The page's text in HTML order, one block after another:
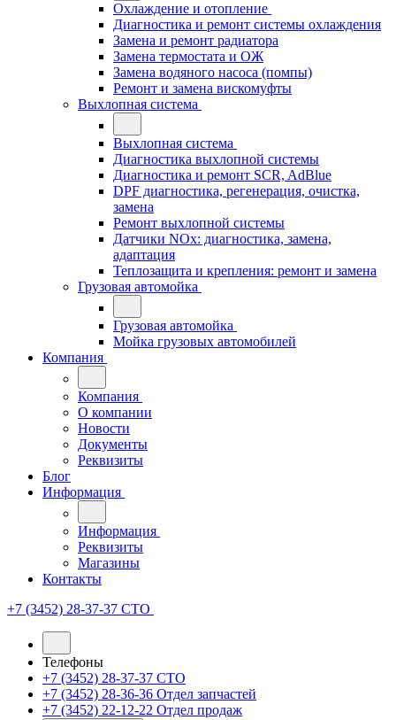
Охлаждение и отопление
Диагностика и ремонт системы охлаждения
Замена и ремонт радиатора
Замена термостата и ОЖ
Замена водяного насоса (помпы)
Ремонт и замена вискомуфты
Выхлопная система
Выхлопная система
Диагностика выхлопной системы
Диагностика и ремонт SCR, AdBlue
DPF диагностика, регенерация, очистка,
замена
Ремонт выхлопной системы
Датчики NOx: диагностика, замена,
адаптация
Теплозащита и крепления: ремонт и замена
Грузовая автомойка
Грузовая автомойка
Мойка грузовых автомобилей
Компания
Компания
О компании
Новости
Документы
Реквизиты
Блог
Информация
Информация
Реквизиты
Магазины
Контакты
+7 (3452) 28-37-37 СТО
Телефоны
+7 (3452) 28-37-37 СТО
+7 (3452) 28-36-36 Отдел запчастей
+7 (3452) 22-12-22 Отдел продаж